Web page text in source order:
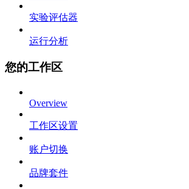
实验评估器
运行分析
您的工作区
Overview
工作区设置
账户切换
品牌套件